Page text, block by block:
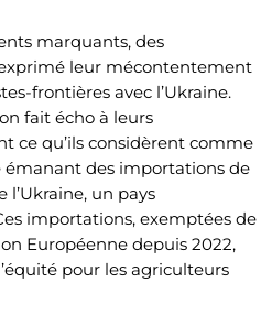
marquants, des
leur mécontentement
frontières avec l’Ukraine.
fait écho à leurs
ce qu’ils considèrent comme
émanant des importations de
l’Ukraine, un pays
importations, exemptées de
Européenne depuis 2022,
pour les agriculteurs